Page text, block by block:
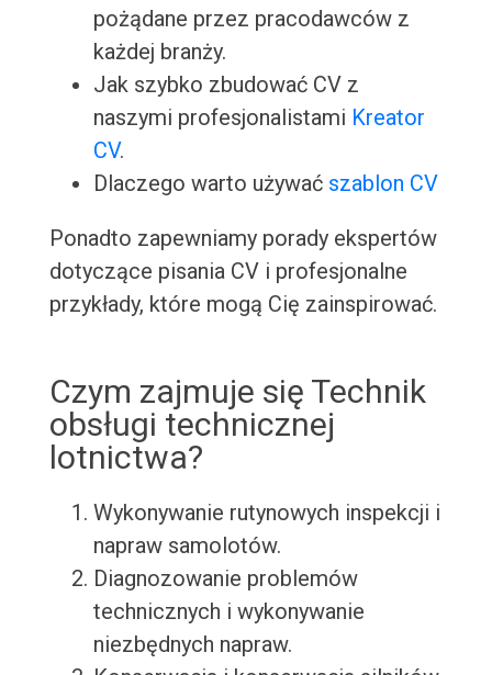
pożądane przez pracodawców z
każdej branży.
Jak szybko zbudować CV z
naszymi profesjonalistami Kreator
CV.
Dlaczego warto używać szablon CV
Ponadto zapewniamy porady ekspertów
dotyczące pisania CV i profesjonalne
przykłady, które mogą Cię zainspirować.
Czym zajmuje się Technik
obsługi technicznej
lotnictwa?
Wykonywanie rutynowych inspekcji i
napraw samolotów.
Diagnozowanie problemów
technicznych i wykonywanie
niezbędnych napraw.